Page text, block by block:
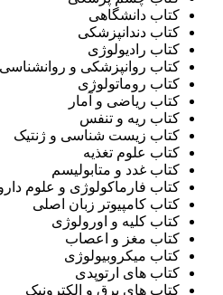
کتاب دانشگاهی
کتاب دندانپزشکی
کتاب رادیولوژی
کتاب روانپزشکی و روانشناسی
کتاب روماتولوژی
کتاب ریاضی و آمار
کتاب ریه و تنفس
کتاب زیست شناسی و ژنتيک
کتاب علوم تغذيه
کتاب غدد و متابولیسم
کتاب فارماکولوژی و علوم
کتاب کامپیوتر زبان اصلی
کتاب کلیه و اورولوژی
کتاب مغز و اعصاب
کتاب میکروبیولوژی
کتاب های ارتوپدی
کتاب های برق و الکترونیک